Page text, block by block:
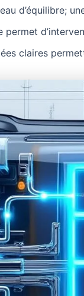
d’équilibre;
claires